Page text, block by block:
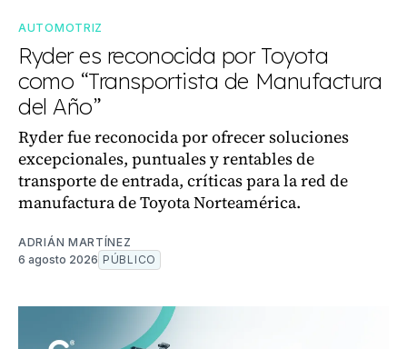
AUTOMOTRIZ
Ryder es reconocida por Toyota
como “Transportista de Manufactura
del Año”
Ryder fue reconocida por ofrecer soluciones
excepcionales, puntuales y rentables de
transporte de entrada, críticas para la red de
manufactura de Toyota Norteamérica.
ADRIÁN MARTÍNEZ
6 agosto 2026 PÚBLICO